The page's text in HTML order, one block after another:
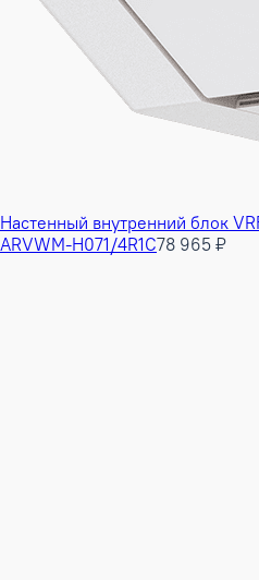
Настенный внутренний блок
ARVWM-H071/4R1C78 965 ₽